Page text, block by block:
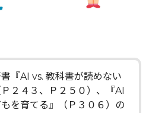
『AI vs. 教科書が読めない
２４３、Ｐ２５０）、『AI
を育てる』（Ｐ３０６）の